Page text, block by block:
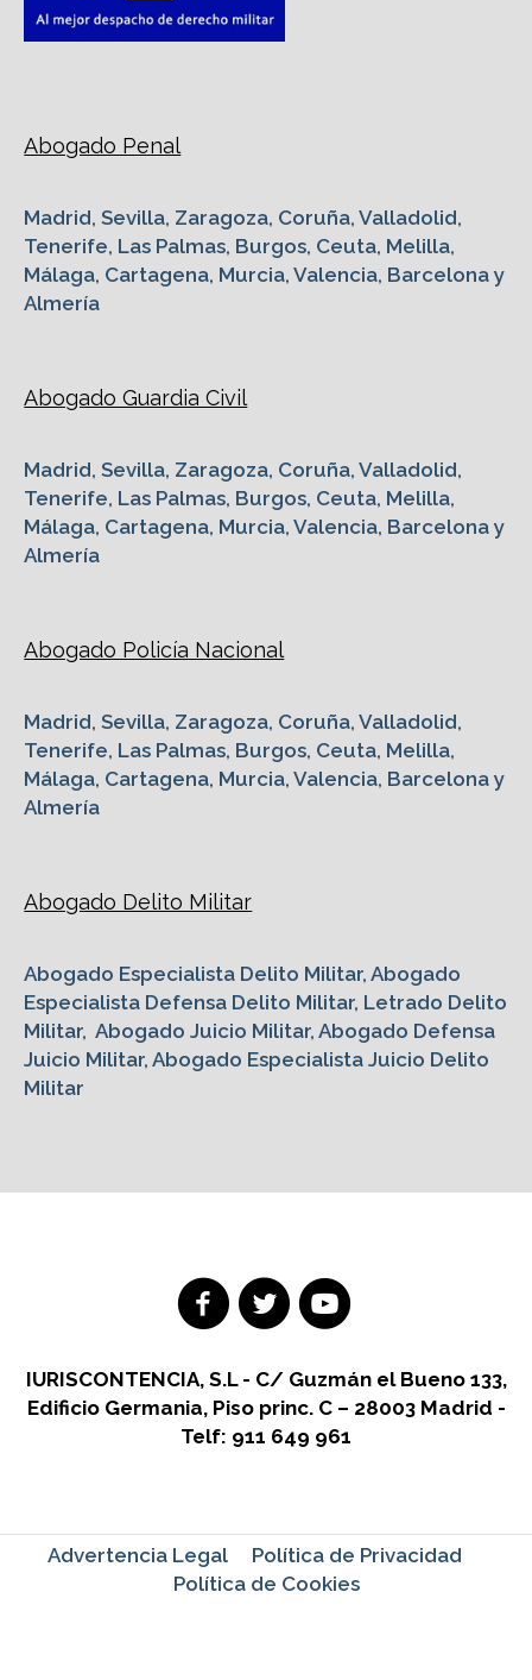
Abogado Penal
Madrid, Sevilla, Zaragoza, Coruña, Valladolid,
Tenerife, Las Palmas, Burgos, Ceuta, Melilla,
Málaga, Cartagena, Murcia, Valencia, Barcelona y
Almería
Abogado Guardia Civil
Madrid, Sevilla, Zaragoza, Coruña, Valladolid,
Tenerife, Las Palmas, Burgos, Ceuta, Melilla,
Málaga, Cartagena, Murcia, Valencia, Barcelona y
Almería
Abogado Policía Nacional
Madrid, Sevilla, Zaragoza, Coruña, Valladolid,
Tenerife, Las Palmas, Burgos, Ceuta, Melilla,
Málaga, Cartagena, Murcia, Valencia, Barcelona y
Almería
Abogado Delito Militar
Abogado Especialista Delito Militar, Abogado
Especialista Defensa Delito Militar, Letrado Delito
Militar, Abogado Juicio Militar, Abogado Defensa
Juicio Militar, Abogado Especialista Juicio Delito
Militar
IURISCONTENCIA, S.L - C/ Guzmán el Bueno 133,
Edificio Germania, Piso princ. C – 28003 Madrid -
Telf: 911 649 961
Advertencia Legal
Política de Privacidad
Política de Cookies